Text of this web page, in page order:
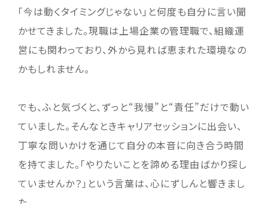
「今は動くタイミングじゃない」と何度も自分に言い聞
かせてきました。現職は上場企業の管理職で、組織運
営にも関わっており、外から見れば恵まれた環境なの
かもしれません。
でも、ふと気づくと、ずっと“我慢”と“責任”だけで動い
ていました。そんなときキャリアセッションに出会い、
丁寧な問いかけを通じて自分の本音に向き合う時間
を持てました。「やりたいことを諦める理由ばかり探し
ていませんか？」という言葉は、心にずしんと響きまし